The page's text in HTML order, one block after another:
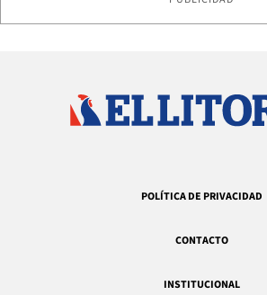
POLÍTICA DE PRIVACIDAD
CONTACTO
INSTITUCIONAL